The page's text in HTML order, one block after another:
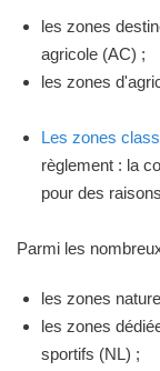
les zones
agricole (AC) ;
les zones
Les zones
règlement : la
pour des
Parmi les
les zones
les zones
sportifs (NL) ;